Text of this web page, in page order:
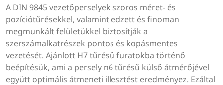
A DIN 9845 vezetőperselyek szoros méret- és
pozíciótűrésekkel, valamint edzett és finoman
megmunkált felületükkel biztosítják a
szerszámalkatrészek pontos és kopásmentes
vezetését. Ajánlott H7 tűrésű furatokba történő
beépítésük, ami a persely n6 tűrésű külső átmérőjével
együtt optimális átmeneti illesztést eredményez. Ezáltal